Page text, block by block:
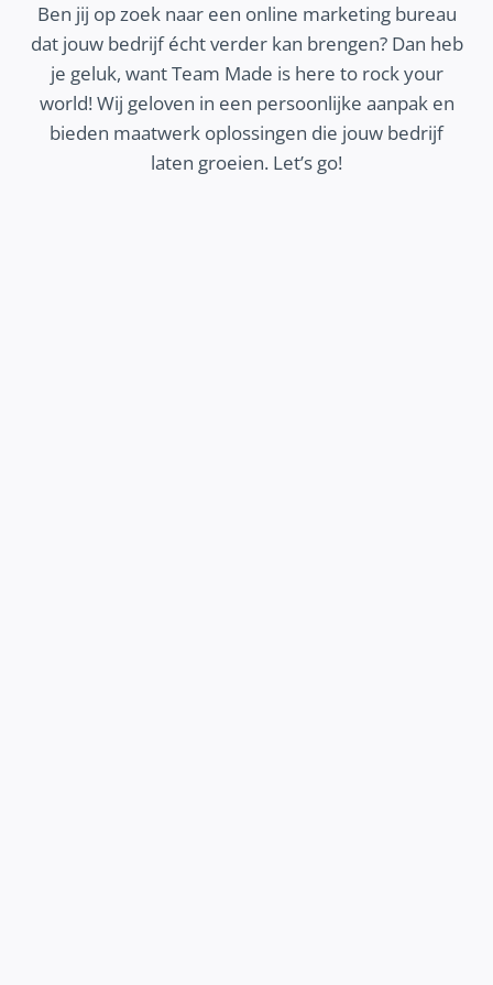
Ben jij op zoek naar een online marketing bureau
dat jouw bedrijf écht verder kan brengen? Dan heb
je geluk, want Team Made is here to rock your
world! Wij geloven in een persoonlijke aanpak en
bieden maatwerk oplossingen die jouw bedrijf
laten groeien. Let’s go!